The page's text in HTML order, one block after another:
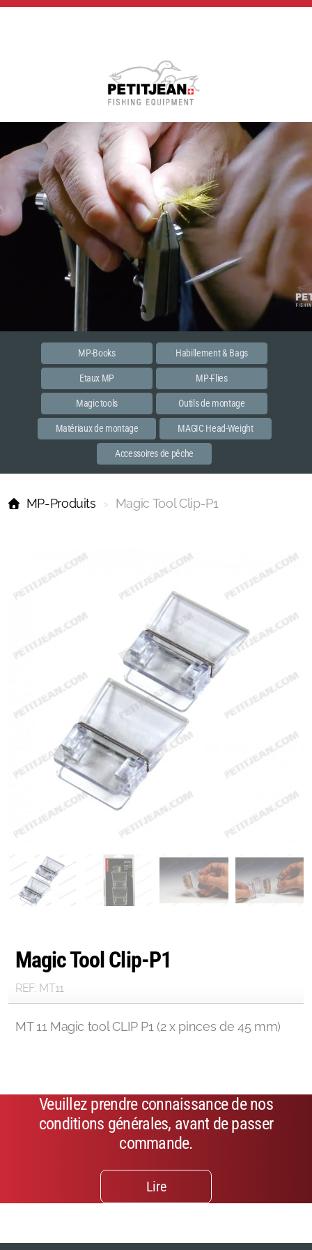
MP-Books Habillement & Bags
Etaux MP MP-Flies
Magic tools Outils de montage
Matériaux de montage MAGIC Head-Weight
Accessoires de pêche
MP-Produits Magic Tool Clip-P1
Magic Tool Clip-P1
REF: MT11
MT 11 Magic tool CLIP P1 (2 x pinces de 45 mm)
Veuillez prendre connaissance de nos
conditions générales, avant de passer
commande.
Lire
Biographie
Vidéos
MP-Books
MASTER
Habillements et bags
MP-Books
MP Flies
MAGIC tools
Outils de montage
Matériaux de montage
MAGIC Head-Weight
Accessoires de pêche